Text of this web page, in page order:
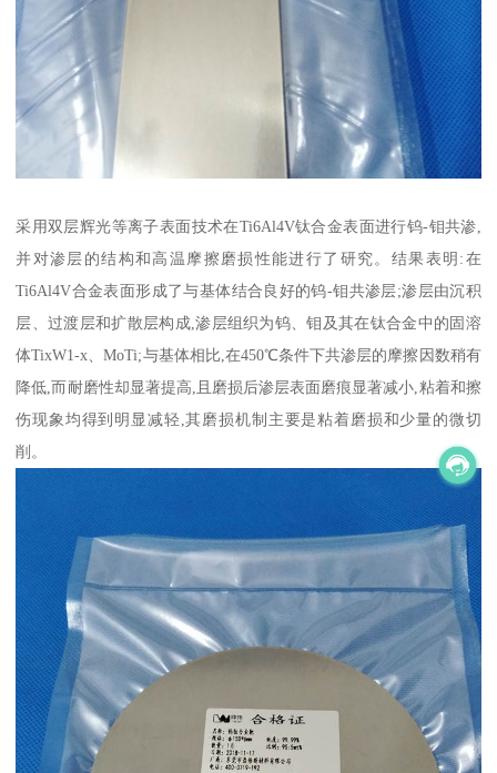
采用双层辉光等离子表面技术在Ti6Al4V钛合金表面进行钨-钼共渗,
并对渗层的结构和高温摩擦磨损性能进行了研究。结果表明:在
Ti6Al4V合金表面形成了与基体结合良好的钨-钼共渗层;渗层由沉积
层、过渡层和扩散层构成,渗层组织为钨、钼及其在钛合金中的固溶
体TixW1-x、MoTi;与基体相比,在450℃条件下共渗层的摩擦因数稍有
降低,而耐磨性却显著提高,且磨损后渗层表面磨痕显著减小,粘着和擦
伤现象均得到明显减轻,其磨损机制主要是粘着磨损和少量的微切
削。